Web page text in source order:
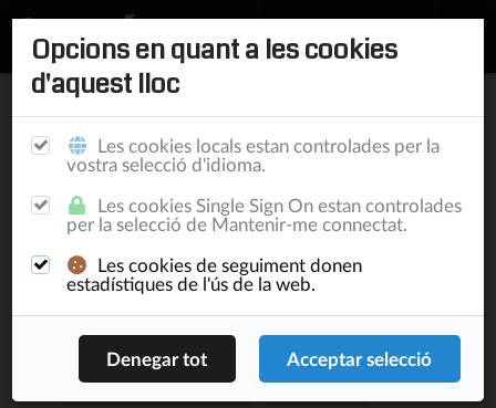
Inici / Publicacions
Projectes revisitat, el
dossier com a gestor
de projecte
New & Noteworthy
Lluís Turró Cutiller 11.943
Opcions en quant a les cookies
d'aquest lloc
Les cookies locals estan controlades per la
vostra selecció d'idioma.
Les cookies Single Sign On estan controlades
per la selecció de Mantenir-me connectat.
Les cookies de seguiment donen
estadístiques de l'ús de la web.